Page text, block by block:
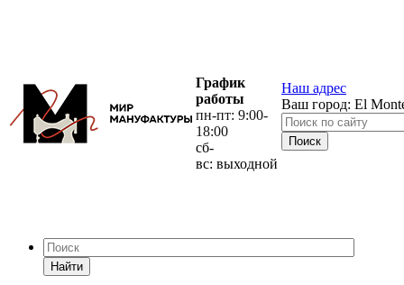
График
работы
пн-пт: 9:00-
18:00
сб-
вс: выходной
Наш адрес
Ваш город: El
Найти